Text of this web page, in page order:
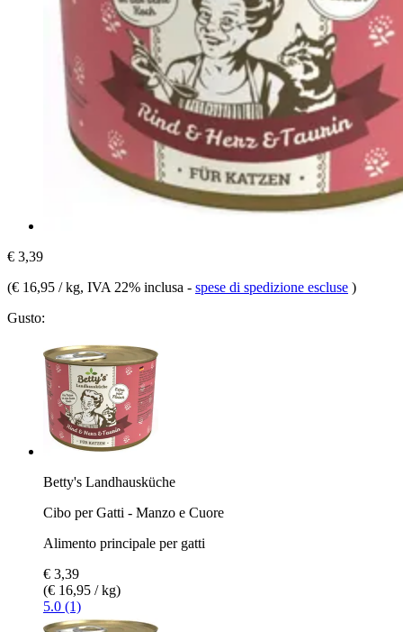
€ 3,39
(€ 16,95 / kg, IVA 22% inclusa - spese di spedizione escluse )
Gusto:
Betty's Landhausküche
Cibo per Gatti - Manzo e Cuore
Alimento principale per gatti
€ 3,39
(€ 16,95 / kg)
5.0 (1)